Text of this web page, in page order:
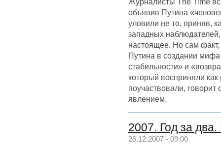
объявив Путина
уловили не то, приняв,
западных
настоящее. Но сам факт,
Путина в создании
стабильности» и
который восприняли
поучаствовали,
явлением.
2007. Год за
26.12.2007 - 09:00